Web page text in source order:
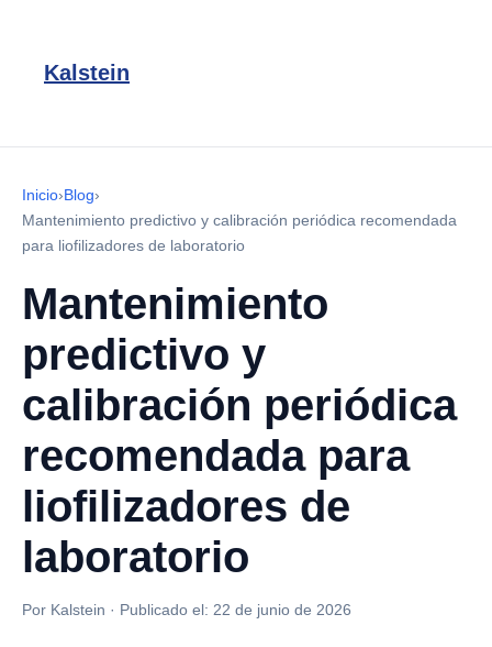
Kalstein
Inicio›Blog›
Mantenimiento predictivo y calibración periódica recomendada
para liofilizadores de laboratorio
Mantenimiento
predictivo y
calibración periódica
recomendada para
liofilizadores de
laboratorio
Por Kalstein · Publicado el: 22 de junio de 2026